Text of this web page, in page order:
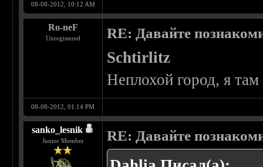
08-08-2012, 10:12 AM
Ro-neF
Unregistered RE: Давайте
Schtirlitz
Неплохой город, я
08-08-2012, 01:14 PM
sanko_lesnik
Junior Member RE: Давайте